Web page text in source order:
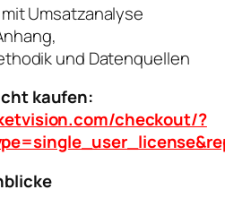
Umsatzanalyse
und Datenquellen
kaufen:
checkout/?